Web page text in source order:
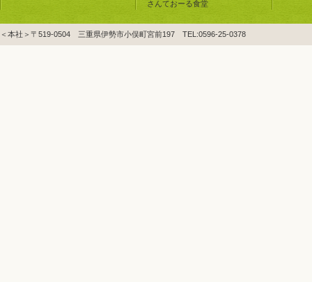
さんておーる食堂
＜本社＞〒519-0504 三重県伊勢市小俣町宮前197 TEL:0596-25-0378